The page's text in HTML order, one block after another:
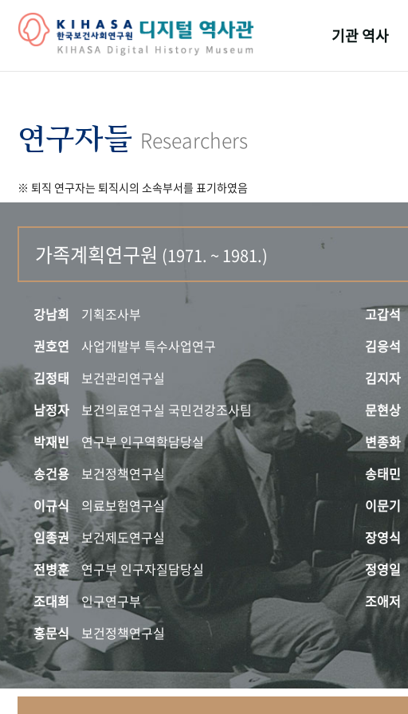
기관 역사
연구자들 Researchers
※ 퇴직 연구자는 퇴직시의 소속부서를 표기하였음
가족계획연구원 (1971. ~ 1981.)
강남희 기획조사부 고갑석
권호연
사업개발부 특수사업연구 김응석
김정태
보건관리연구실 김지자
남정자
보건의료연구실 국민건강조사팀 문현상
박재빈
연구부 인구역학담당실 변종화
송건용
보건정책연구실 송태민
이규식
의료보험연구실 이문기
임종권
보건제도연구실 장영식
전병훈
연구부 인구자질담당실 정영일
조대희
인구연구부 조애저
홍문식
보건정책연구실